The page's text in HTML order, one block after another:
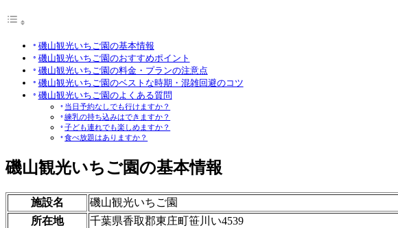
磯山観光いちご園の基本情報
磯山観光いちご園のおすすめポイント
磯山観光いちご園の料金・プランの注意点
磯山観光いちご園のベストな時期・混雑回避のコツ
磯山観光いちご園のよくある質問
当日予約なしでも行けますか？
練乳の持ち込みはできますか？
子ども連れでも楽しめますか？
食べ放題はありますか？
磯山観光いちご園の基本情報
施設名
磯山観光いちご園
所在地
千葉県香取郡東庄町笹川い4539